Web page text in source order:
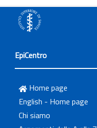
EpiCentro
Home page
English - Home page
Chi siamo